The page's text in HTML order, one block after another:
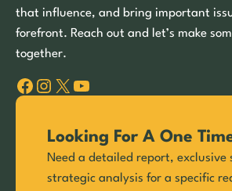
that influence, and bring important
forefront. Reach out and let’s make
together.
Facebook Instagram X YouTube
Looking For A One
Need a detailed report, exclusive
strategic analysis for a specific